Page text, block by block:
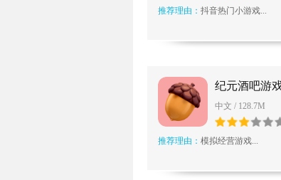
推荐理由： 抖音热门小游戏...
纪元酒吧游
中文 / 128.7M
推荐理由： 模拟经营游戏...